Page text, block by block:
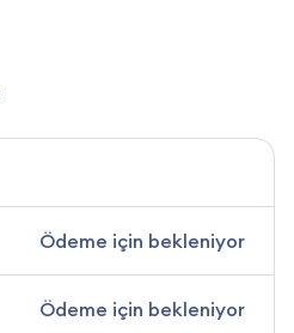
Ödeme için bekleniyor
Ödeme için bekleniyor